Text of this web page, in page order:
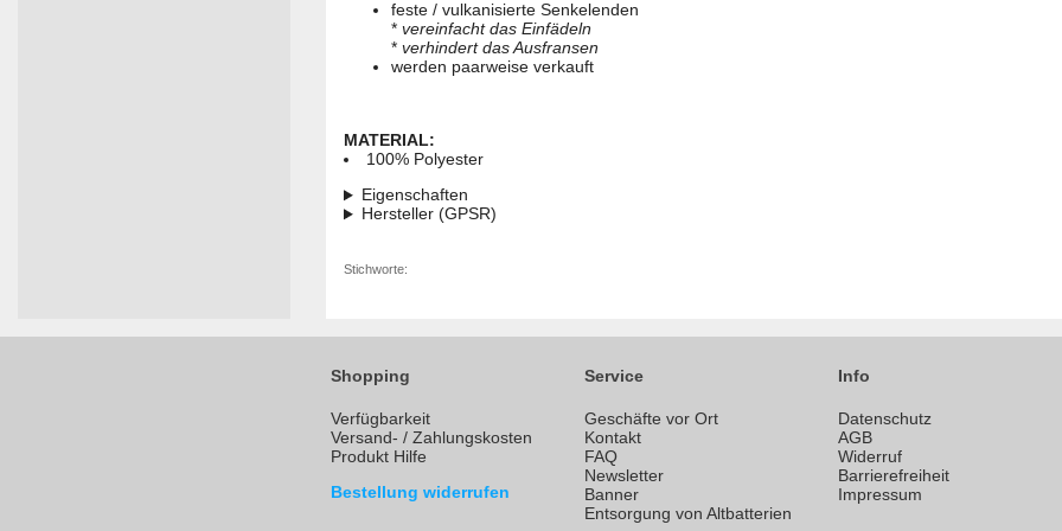
feste / vulkanisierte Senkelenden
* vereinfacht das Einfädeln
* verhindert das Ausfransen
werden paarweise verkauft
MATERIAL:
100% Polyester
Eigenschaften
Hersteller (GPSR)
Stichworte:
Shopping
Verfügbarkeit
Versand- / Zahlungskosten
Produkt Hilfe
Bestellung widerrufen
Service
Geschäfte vor Ort
Kontakt
FAQ
Newsletter
Banner
Entsorgung von Altbatterien
Info
Datenschutz
AGB
Widerruf
Barrierefreiheit
Impressum